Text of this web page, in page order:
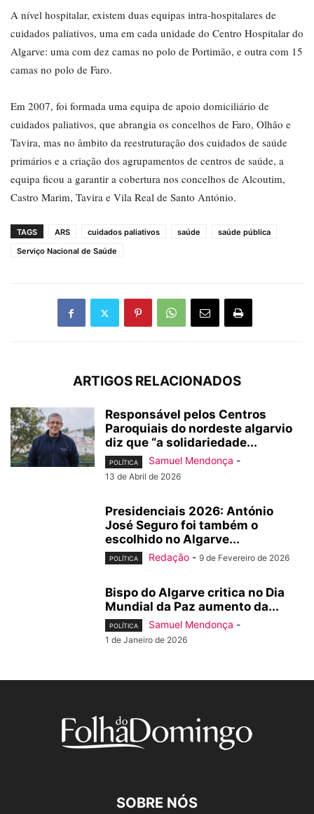
A nível hospitalar, existem duas equipas intra-hospitalares de
cuidados paliativos, uma em cada unidade do Centro Hospitalar do
Algarve: uma com dez camas no polo de Portimão, e outra com 15
camas no polo de Faro.
Em 2007, foi formada uma equipa de apoio domiciliário de
cuidados paliativos, que abrangia os concelhos de Faro, Olhão e
Tavira, mas no âmbito da reestruturação dos cuidados de saúde
primários e a criação dos agrupamentos de centros de saúde, a
equipa ficou a garantir a cobertura nos concelhos de Alcoutim,
Castro Marim, Tavira e Vila Real de Santo António.
TAGS ARS cuidados paliativos saúde
saúde pública
Serviço Nacional de Saúde
ARTIGOS RELACIONADOS
Responsável pelos Centros
Paroquiais do nordeste algarvio
diz que “a solidariedade...
POLÍTICA Samuel Mendonça -
13 de Abril de 2026
Presidenciais 2026: António
José Seguro foi também o
escolhido no Algarve...
POLÍTICA Redação - 9 de Fevereiro de 2026
Bispo do Algarve critica no Dia
Mundial da Paz aumento da...
POLÍTICA Samuel Mendonça -
1 de Janeiro de 2026
SOBRE NÓS